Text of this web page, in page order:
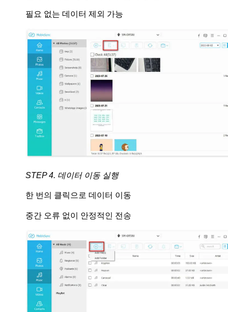
필요 없는 데이터 제외 가능
STEP 4. 데이터 이동 실행
한 번의 클릭으로 데이터 이동
중간 오류 없이 안정적인 전송